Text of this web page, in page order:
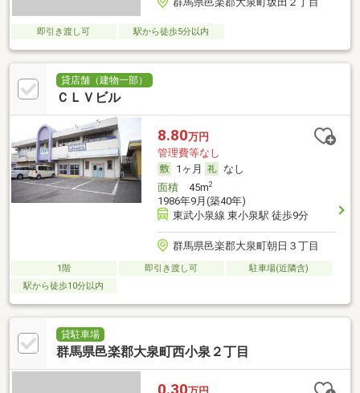
即引き渡し可 駅から徒歩5分以内
貸店舗（建物一部）
ＣＬＶビル
8.80万円
管理費等なし
1ヶ月
なし
面積45m2
1986年9月(築40年)
東武小泉線 東小泉駅 徒歩9分
群馬県邑楽郡大泉町朝日３丁目
1階 即引き渡し可
駐車場(近隣含)
駅から徒歩10分以内
貸駐車場
群馬県邑楽郡大泉町西小泉２丁目